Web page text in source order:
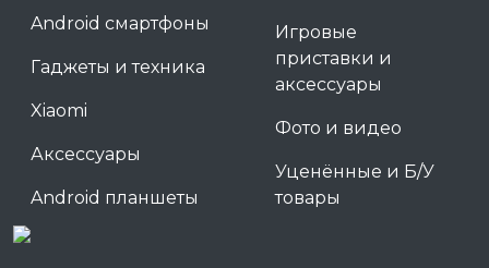
Android смартфоны
Гаджеты и техника
Xiaomi
Аксессуары
Android планшеты
Игровые
приставки и
аксессуары
Фото и видео
Уценённые и Б/У
товары